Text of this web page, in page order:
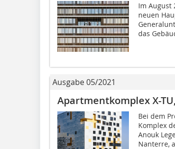
Im August
neuen
das
Ausgabe 05/2021
Apartmentkomplex X-
Bei dem
Komplex
Anouk
Nanterre,